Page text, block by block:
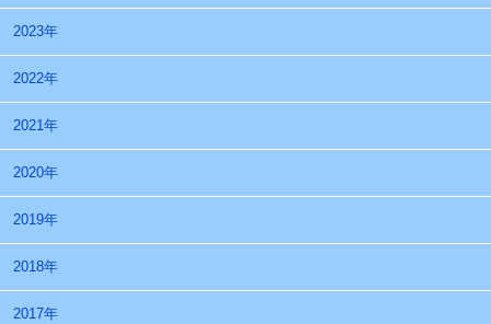
2023年
2022年
2021年
2020年
2019年
2018年
2017年